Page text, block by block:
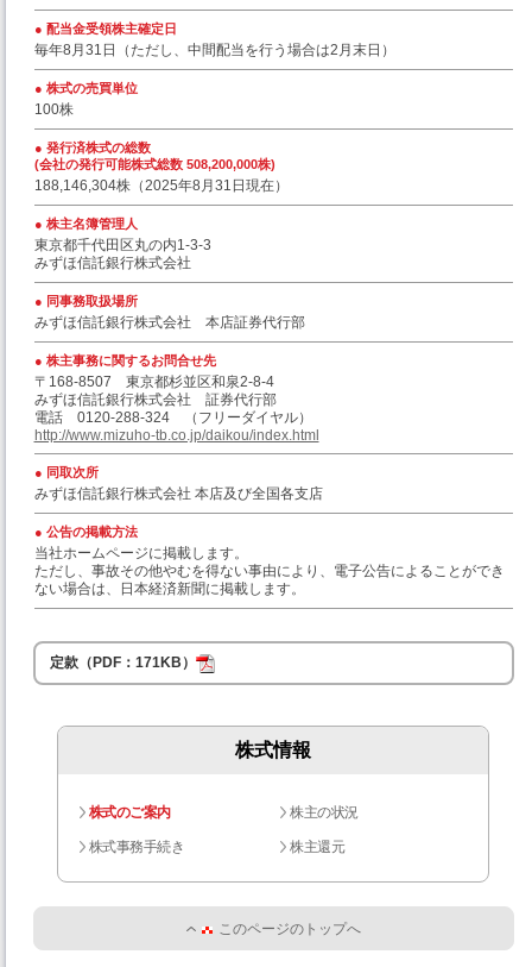
配当金受領株主確定日
毎年8月31日（ただし、中間配当を行う場合は2月末日）
株式の売買単位
100株
発行済株式の総数
(会社の発行可能株式総数 508,200,000株)
188,146,304株（2025年8月31日現在）
株主名簿管理人
東京都千代田区丸の内1-3-3
みずほ信託銀行株式会社
同事務取扱場所
みずほ信託銀行株式会社 本店証券代行部
株主事務に関するお問合せ先
〒168-8507 東京都杉並区和泉2-8-4
みずほ信託銀行株式会社 証券代行部
電話 0120-288-324 （フリーダイヤル）
http://www.mizuho-tb.co.jp/daikou/index.html
同取次所
みずほ信託銀行株式会社 本店及び全国各支店
公告の掲載方法
当社ホームページに掲載します。
ただし、事故その他やむを得ない事由により、電子公告によることができ
ない場合は、日本経済新聞に掲載します。
定款（PDF：171KB）
株式情報
株式のご案内
株式事務手続き
株主の状況
株主還元
このページのトップへ